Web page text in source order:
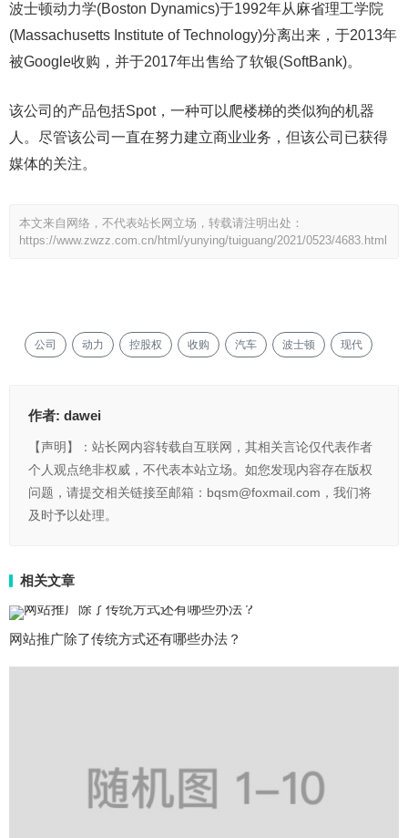
波士顿动力学(Boston Dynamics)于1992年从麻省理工学院
(Massachusetts Institute of Technology)分离出来，于2013年
被Google收购，并于2017年出售给了软银(SoftBank)。
该公司的产品包括Spot，一种可以爬楼梯的类似狗的机器
人。尽管该公司一直在努力建立商业业务，但该公司已获得
媒体的关注。
本文来自网络，不代表站长网立场，转载请注明出处：
https://www.zwzz.com.cn/html/yunying/tuiguang/2021/0523/4683.html
公司 动力 控股权 收购 汽车 波士顿 现代
作者: dawei
【声明】：站长网内容转载自互联网，其相关言论仅代表作者
个人观点绝非权威，不代表本站立场。如您发现内容存在版权
问题，请提交相关链接至邮箱：bqsm@foxmail.com，我们将
及时予以处理。
相关文章
网站推广除了传统方式还有哪些办法？